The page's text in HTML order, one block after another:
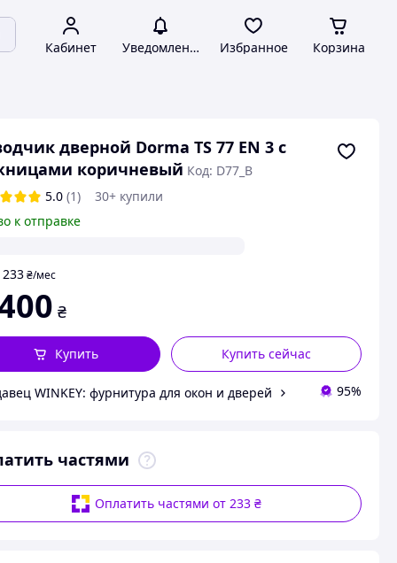
Кабинет Уведомления Избранное Корзина
дверной Dorma TS 77 EN 3 с
коричневый Код: D77_B
5.0 (1)
30+ купили
к отправке
233 ₴/мес
₴
Купить сейчас
Купить
WINKEY: фурнитура для окон и дверей 95%
частями
Оплатить частями от 233 ₴